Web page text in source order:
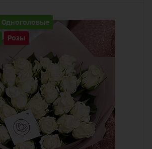
Одноголовые
Розы
упаковка